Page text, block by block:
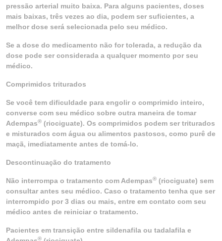
pressão arterial muito baixa. Para alguns pacientes, doses
mais baixas, três vezes ao dia, podem ser suficientes, a
melhor dose será selecionada pelo seu médico.
Se a dose do medicamento não for tolerada, a redução da
dose pode ser considerada a qualquer momento por seu
médico.
Comprimidos triturados
Se você tem dificuldade para engolir o comprimido inteiro,
converse com seu médico sobre outra maneira de tomar
Adempas® (riociguate). Os comprimidos podem ser triturados
e misturados com água ou alimentos pastosos, como purê de
maçã, imediatamente antes de tomá-lo.
Descontinuação do tratamento
Não interrompa o tratamento com Adempas® (riociguate) sem
consultar antes seu médico. Caso o tratamento tenha que ser
interrompido por 3 dias ou mais, entre em contato com seu
médico antes de reiniciar o tratamento.
Pacientes em transição entre sildenafila ou tadalafila e
®